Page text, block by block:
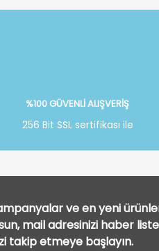
%100 GÜVENLİ ALIŞVERİŞ
256 Bit SSL sertifikası ile
ve en yeni
mail adresinizi haber
takip etmeye başlayın.